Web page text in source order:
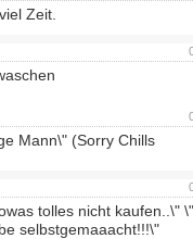
Zeit.
Mann\" (Sorry Chills
tolles nicht kaufen..\"
selbstgemaaacht!!!\"